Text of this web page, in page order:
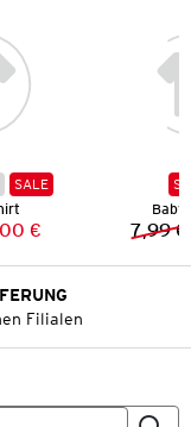
SALE
Preis:
Preis:
€
Baby
7,99 €
Filialen